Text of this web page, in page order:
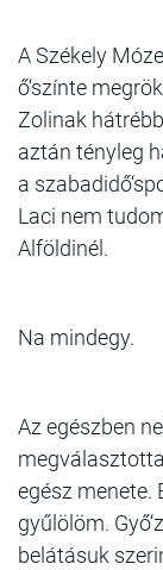
A Székely
ő‘színte
Zolinak
aztán tényleg
a
Laci nem
Alföldinél.
Na mindegy.
Az egészben
egész menete.
gyűlölöm.
belátásuk